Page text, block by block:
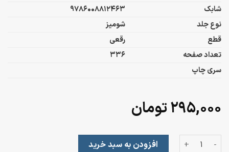
شابک
9786008812463
نوع جلد
شومیز
قطع
رقعی
تعداد صفحه
336
سری چاپ
۲۹۵,۰۰۰تومان
پیش از آن‌که بمیرم عددافزودن به سبد خرید